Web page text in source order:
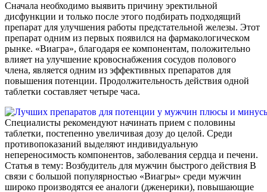
Сначала необходимо выявить причину эректильной
дисфункции и только после этого подбирать подходящий
препарат для улучшения работы предстательной железы. Этот
препарат одним из первых появился на фармакологическом
рынке. «Виагра», благодаря ее компонентам, положительно
влияет на улучшение кровоснабжения сосудов полового
члена, является одним из эффективных препаратов для
повышения потенции. Продолжительность действия одной
таблетки составляет четыре часа.
Специалисты рекомендуют начинать прием с половины
таблетки, постепенно увеличивая дозу до целой. Среди
противопоказаний выделяют индивидуальную
непереносимость компонентов, заболевания сердца и печени.
Статья в тему: Возбудитель для мужчин быстрого действия В
связи с большой популярностью «Виагры» среди мужчин
широко производятся ее аналоги (дженерики), повышающие